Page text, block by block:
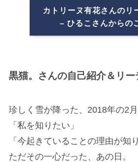
カトリーヌ有花さんのリ
– ひるこさんからの
黒猫。さんの自己紹介＆リー
珍しく雪が降った、2018年の2月
「私を知りたい」
「今起きていることの理由が知
ただその一心だった、あの日。